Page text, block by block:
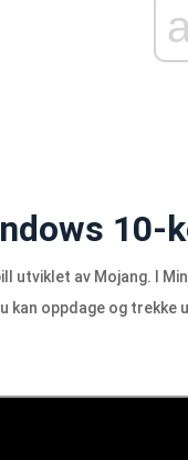
10-
utviklet av Mojang. I
kan oppdage og